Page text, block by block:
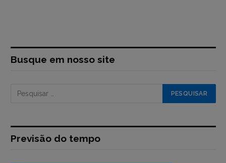
Busque em nosso site
Previsão do tempo